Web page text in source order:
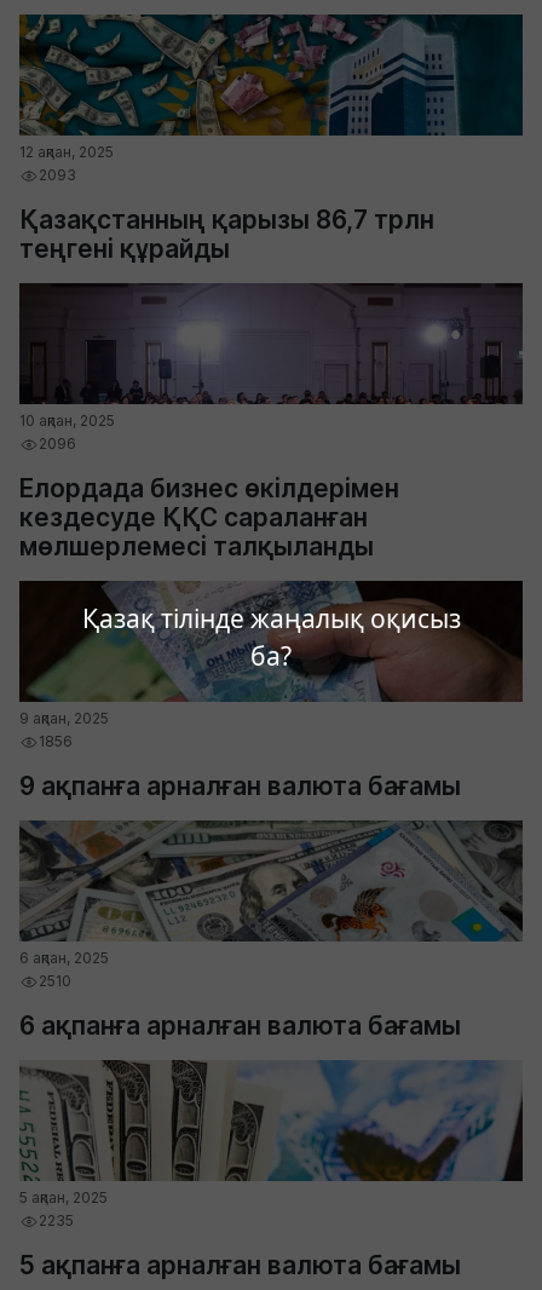
Қазақ тілінде жаңалық оқисыз
ба?
12 ақпан, 2025
2093
Қазақстанның қарызы 86,7 трлн
теңгені құрайды
10 ақпан, 2025
2096
Елордада бизнес өкілдерімен
кездесуде ҚҚС сараланған
мөлшерлемесі талқыланды
9 ақпан, 2025
1856
9 ақпанға арналған валюта бағамы
6 ақпан, 2025
2510
6 ақпанға арналған валюта бағамы
5 ақпан, 2025
2235
5 ақпанға арналған валюта бағамы